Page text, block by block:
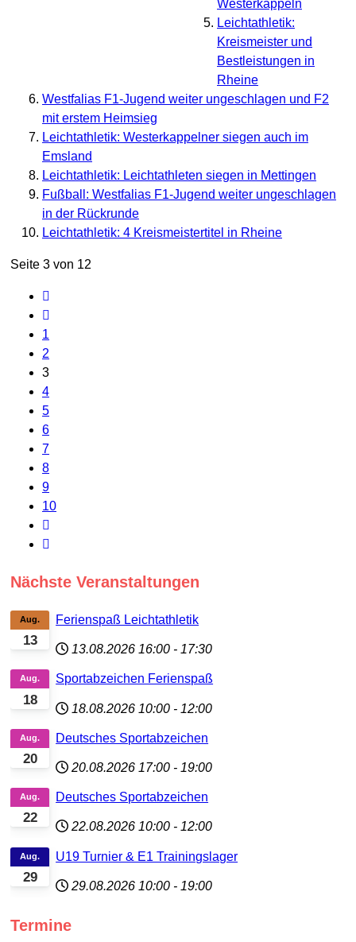
Westerkappeln
Leichtathletik:
Kreismeister und
Bestleistungen in
Rheine
Westfalias F1-Jugend weiter ungeschlagen und F2
mit erstem Heimsieg
Leichtathletik: Westerkappelner siegen auch im
Emsland
Leichtathletik: Leichtathleten siegen in Mettingen
Fußball: Westfalias F1-Jugend weiter ungeschlagen
in der Rückrunde
Leichtathletik: 4 Kreismeistertitel in Rheine
Seite 3 von 12
1
2
3
4
5
6
7
8
9
10
Nächste Veranstaltungen
13
Aug. Ferienspaß Leichtathletik
13.08.2026 16:00 - 17:30
18
Aug. Sportabzeichen Ferienspaß
18.08.2026 10:00 - 12:00
20
Aug. Deutsches Sportabzeichen
20.08.2026 17:00 - 19:00
22
Aug. Deutsches Sportabzeichen
22.08.2026 10:00 - 12:00
29
Aug. U19 Turnier & E1 Trainingslager
29.08.2026 10:00 - 19:00
Termine